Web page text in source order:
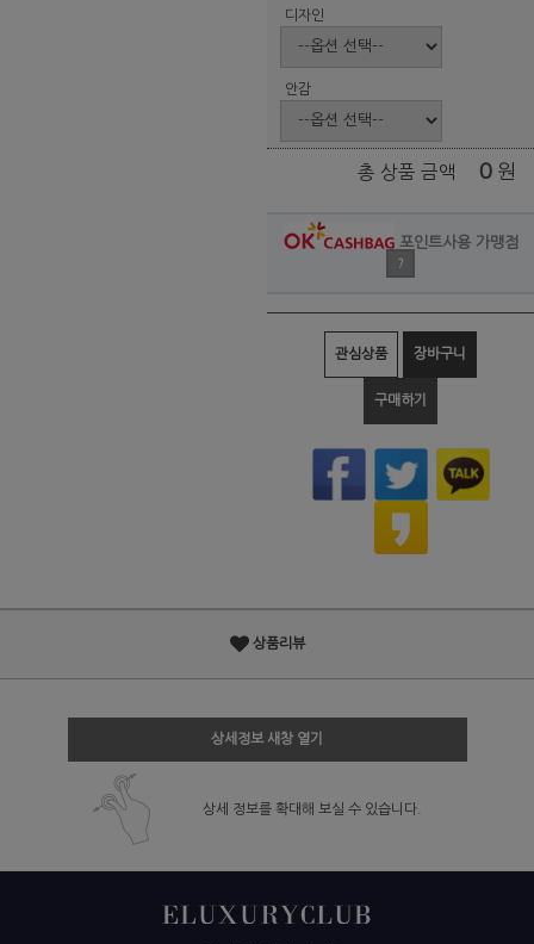
디자인
안감
총 상품 금액 0 원
포인트사용 가맹점
?
관심상품 장바구니
구매하기
상품리뷰
상세정보 새창 열기
상세 정보를 확대해 보실 수 있습니다.